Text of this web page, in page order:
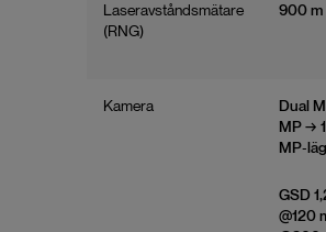
Laseravståndsmätare
(RNG)
900 m
Kamera
Dual
MP →
GSD
@120